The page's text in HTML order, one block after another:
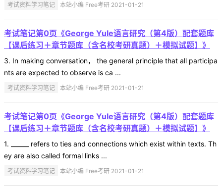
考试资料学习笔记 本站小编 Free考研 2021-01-21
考试笔记第0页《George Yule语言研究（第4版）配套题库
【课后练习＋章节题库（含名校考研真题）＋模拟试题】》
3. In making conversation， the general principle that all participa
nts are expected to observe is ca ...
考试资料学习笔记 本站小编 Free考研 2021-01-21
考试笔记第0页《George Yule语言研究（第4版）配套题库
【课后练习＋章节题库（含名校考研真题）＋模拟试题】》
1. ______ refers to ties and connections which exist within texts. Th
ey are also called formal links ...
考试资料学习笔记 本站小编 Free考研 2021-01-21